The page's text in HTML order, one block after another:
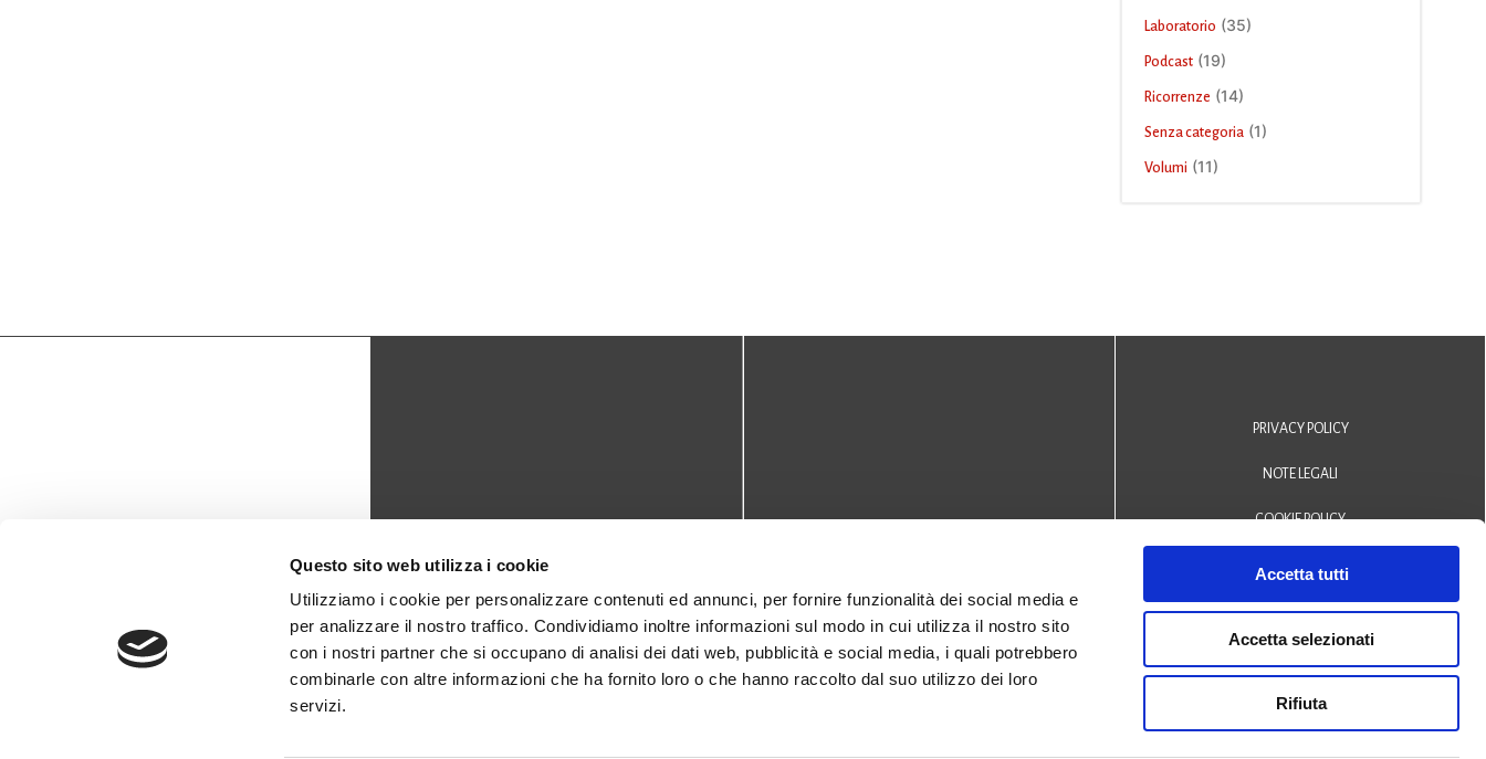
Questo sito web utilizza i cookie
Utilizziamo i cookie per personalizzare contenuti ed annunci, per fornire funzionalità dei social media e
per analizzare il nostro traffico. Condividiamo inoltre informazioni sul modo in cui utilizza il nostro sito
con i nostri partner che si occupano di analisi dei dati web, pubblicità e social media, i quali potrebbero
combinarle con altre informazioni che ha fornito loro o che hanno raccolto dal suo utilizzo dei loro
servizi.
Accetta tutti
Accetta selezionati
Rifiuta
Laboratorio (35)
Podcast(19)
Ricorrenze (14)
Senza categoria(1)
Volumi (11)
biblioteca@comune.monselice.padova.it
0429 - 1905714
Via San Biagio,10
35043 Monselice (PD)
PRIVACY POLICY
NOTE LEGALI
COOKIE POLICY
DICHIARAZIONE DI ACCESSIBILITÀ
© 2024 Biblioteca Comunale
San Biagio Monselice -